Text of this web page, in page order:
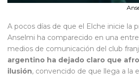
A pocos días de que el Elche inicie la
Anselmi ha comparecido en una
medios de comunicación del club
argentino ha dejado claro que
ilusión, convencido de que llega a la